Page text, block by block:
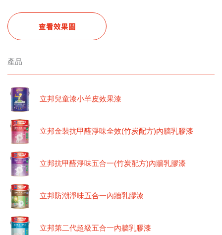
查看效果圖
產品
立邦兒童漆小羊皮效果漆
立邦金裝抗甲醛淨味全效(竹炭配方)內牆乳膠漆
立邦抗甲醛淨味五合一(竹炭配方)內牆乳膠漆
立邦防潮淨味五合一內牆乳膠漆
立邦第二代超級五合一內牆乳膠漆